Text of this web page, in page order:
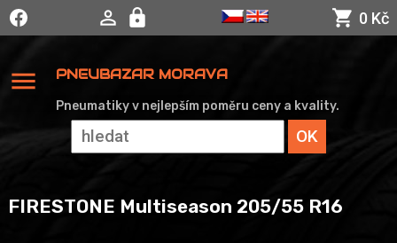
0 Kč
menu PNEUBAZAR MORAVA
Pneumatiky v nejlepším poměru ceny a kvality.
FIRESTONE Multiseason 205/55 R16